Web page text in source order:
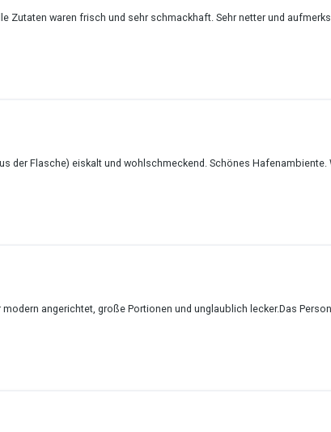
waren frisch und sehr schmackhaft. Sehr netter und
der Flasche) eiskalt und wohlschmeckend. Schönes Hafenambiente.
angerichtet, große Portionen und unglaublich lecker.Das